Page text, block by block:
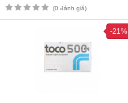
(0 đánh giá)
-21%